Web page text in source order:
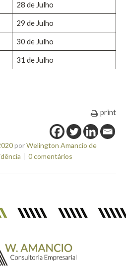
28 de Julho
29 de Julho
30 de Julho
31 de Julho
print
porWelington Amancio de
0 comentários